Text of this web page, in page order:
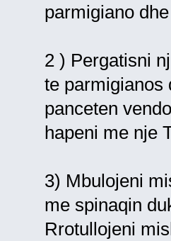
parmigiano
2 ) Pergatisni
te parmigianos
panceten
hapeni me nje
3) Mbulojeni
me spinaqin
Rrotullojeni